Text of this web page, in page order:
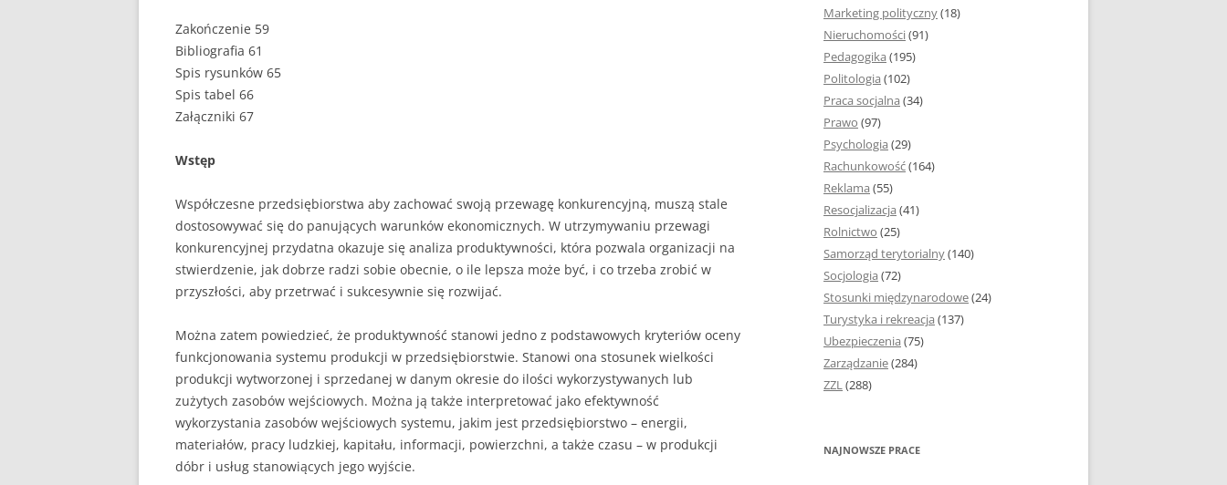
PRAWO
PSYCHOLOGIA
RACHUNKOWOŚĆ
REKLAMA
RESOCJALIZACJA
ROLNICTWO
SAMORZĄD TERYTORIALNY
SPIS TREŚCI W PRACY
DYPLOMOWEJ
WSTĘP PRACY DYPLOMOWEJ
ROZDZIAŁY I PODROZDZIAŁY
ZAKOŃCZENIE PRACY
DYPLOMOWEJ
BIBLIOGRAFIA
SPIS RYSUNKÓW, TABEL I
ZAŁĄCZNIKÓW
TABELE, RYSUNKI ORAZ WYKRESY
Zakończenie 59
Bibliografia 61
Spis rysunków 65
Spis tabel 66
Załączniki 67
Wstęp
Współczesne przedsiębiorstwa aby zachować swoją przewagę konkurencyjną, muszą stale
dostosowywać się do panujących warunków ekonomicznych. W utrzymywaniu przewagi
konkurencyjnej przydatna okazuje się analiza produktywności, która pozwala organizacji na
stwierdzenie, jak dobrze radzi sobie obecnie, o ile lepsza może być, i co trzeba zrobić w
przyszłości, aby przetrwać i sukcesywnie się rozwijać.
Można zatem powiedzieć, że produktywność stanowi jedno z podstawowych kryteriów oceny
funkcjonowania systemu produkcji w przedsiębiorstwie. Stanowi ona stosunek wielkości
produkcji wytworzonej i sprzedanej w danym okresie do ilości wykorzystywanych lub
zużytych zasobów wejściowych. Można ją także interpretować jako efektywność
wykorzystania zasobów wejściowych systemu, jakim jest przedsiębiorstwo – energii,
materiałów, pracy ludzkiej, kapitału, informacji, powierzchni, a także czasu – w produkcji
dóbr i usług stanowiących jego wyjście.
Marketing polityczny(18)
Nieruchomości(91)
Pedagogika (195)
Politologia (102)
Praca socjalna (34)
Prawo (97)
Psychologia (29)
Rachunkowość(164)
Reklama (55)
Resocjalizacja (41)
Rolnictwo (25)
Samorząd terytorialny(140)
Socjologia (72)
Stosunki międzynarodowe(24)
Turystyka i rekreacja (137)
Ubezpieczenia (75)
Zarządzanie(284)
ZZL(288)
NAJNOWSZE PRACE